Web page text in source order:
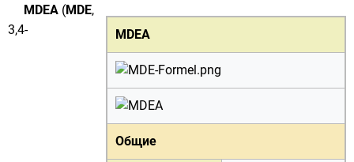
MDEA
Общие
MDEA (MDE,
3,4-